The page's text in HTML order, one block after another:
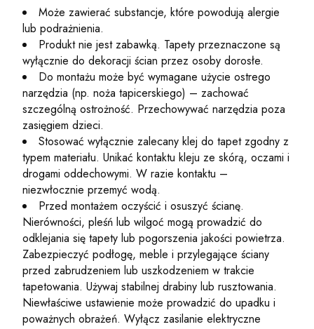
Może zawierać substancje, które powodują alergie
lub podrażnienia.
Produkt nie jest zabawką. Tapety przeznaczone są
wyłącznie do dekoracji ścian przez osoby dorosłe.
Do montażu może być wymagane użycie ostrego
narzędzia (np. noża tapicerskiego) – zachować
szczególną ostrożność. Przechowywać narzędzia poza
zasięgiem dzieci.
Stosować wyłącznie zalecany klej do tapet zgodny z
typem materiału. Unikać kontaktu kleju ze skórą, oczami i
drogami oddechowymi. W razie kontaktu –
niezwłocznie przemyć wodą.
Przed montażem oczyścić i osuszyć ścianę.
Nierówności, pleśń lub wilgoć mogą prowadzić do
odklejania się tapety lub pogorszenia jakości powietrza.
Zabezpieczyć podłogę, meble i przylegające ściany
przed zabrudzeniem lub uszkodzeniem w trakcie
tapetowania. Używaj stabilnej drabiny lub rusztowania.
Niewłaściwe ustawienie może prowadzić do upadku i
poważnych obrażeń. Wyłącz zasilanie elektryczne